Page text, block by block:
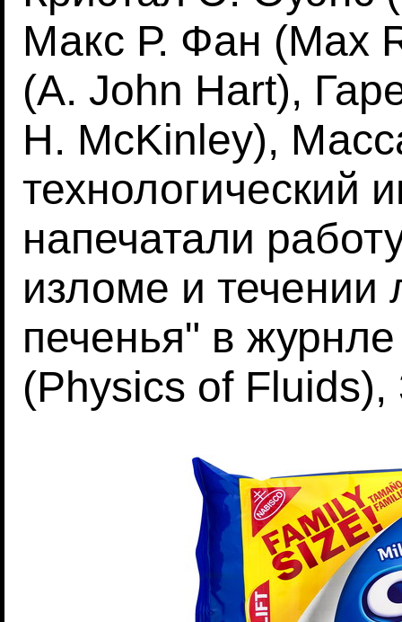
Макс Р. Фан (Max
(A. John Hart),
H. McKinley),
технологический
напечатали
изломе и течении
печенья" в
(Physics of